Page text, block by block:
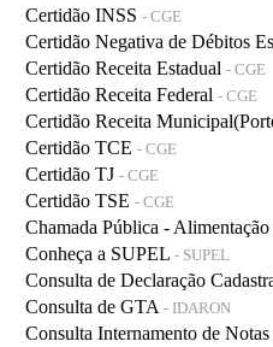
Certidão INSS - CGE
Certidão Negativa de Débitos
Certidão Receita Estadual - CGE
Certidão Receita Federal - CGE
Certidão Receita
Certidão TCE - CGE
Certidão TJ - CGE
Certidão TSE - CGE
Chamada Pública -
Conheça a SUPEL - SUPEL
Consulta de Declaração
Consulta de GTA - IDARON
Consulta Internamento de Notas